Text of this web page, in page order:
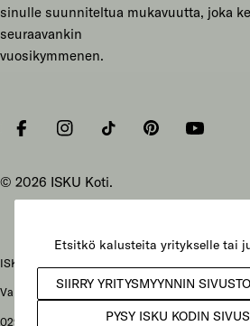
sinulle suunniteltua mukavuutta, joka
seuraavankin
vuosikymmenen.
FacebookInstagramTiktok PinterestYouTube
© 2026 ISKU Koti.
ISKU Koti Oy, Mukkulankatu 19, 15210 Lahti
Vaihteen puhelunnumero: 029 086 3000
029-alkuiset yritysnumerot: soittajan